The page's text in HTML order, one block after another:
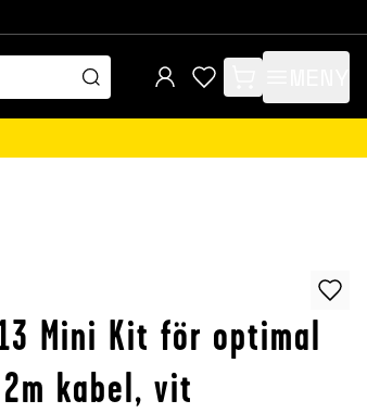
items in cart, view
Mini Kit för optimal
kabel, vit